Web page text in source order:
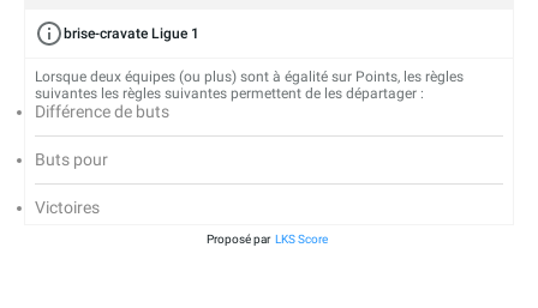
brise-cravate Ligue 1
Lorsque deux équipes (ou plus) sont à égalité sur Points, les règles
suivantes les règles suivantes permettent de les départager :
Différence de buts
Buts pour
Victoires
Proposé par LKS Score